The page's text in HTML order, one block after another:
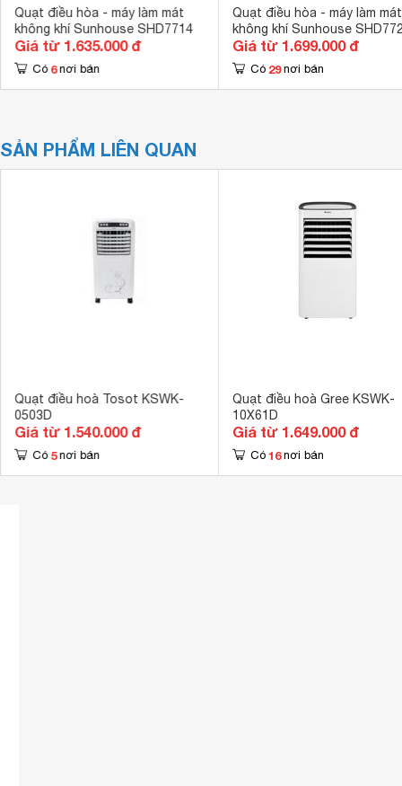
Quạt điều hòa - máy làm mát
không khí Sunhouse SHD7714
Giá từ 1.635.000 đ
Có 6 nơi bán
Quạt điều hòa - máy làm mát
không khí Sunhouse
Giá từ 1.699.000 đ
Có 29 nơi bán
SẢN PHẨM LIÊN QUAN
Quạt điều hoà Tosot KSWK-
0503D
Giá từ 1.540.000 đ
Có 5 nơi bán
Quạt điều hoà Gree KSWK-
10X61D
Giá từ 1.649.000 đ
Có 16 nơi bán